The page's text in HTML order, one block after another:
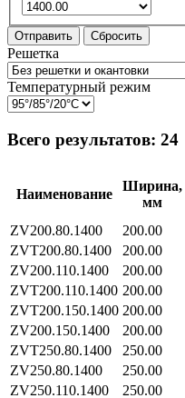
Отправить Сбросить
Решетка
Температурный режим
Всего результатов: 24
Наименование
Ширина,
мм
ZV200.80.1400
200.00
ZVT200.80.1400
200.00
ZV200.110.1400
200.00
ZVT200.110.1400 200.00
ZVT200.150.1400 200.00
ZV200.150.1400
200.00
ZVT250.80.1400
250.00
ZV250.80.1400
250.00
ZV250.110.1400
250.00